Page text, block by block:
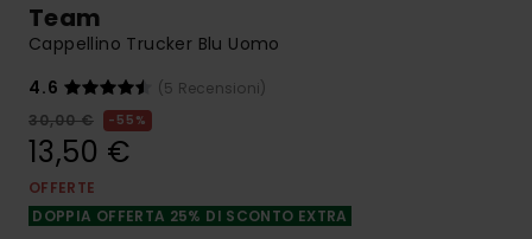
Team
Cappellino Trucker Blu Uomo
4.6
(5 Recensioni)
30,00 €
55%
13,50 €
OFFERTE
DOPPIA OFFERTA 25% DI SCONTO EXTRA